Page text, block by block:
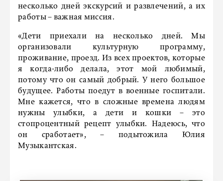
несколько дней экскурсий и развлечений, а их
работы – важная миссия.
«Дети приехали на несколько дней. Мы
организовали культурную программу,
проживание, проезд. Из всех проектов, которые
я когда-либо делала, этот мой любимый,
потому что он самый добрый. У него большое
будущее. Работы поедут в военные госпитали.
Мне кажется, что в сложные времена людям
нужны улыбки, а дети и кошки – это
стопроцентный рецепт улыбки. Надеюсь, что
он сработает», – подытожила Юлия
Музыкантская.